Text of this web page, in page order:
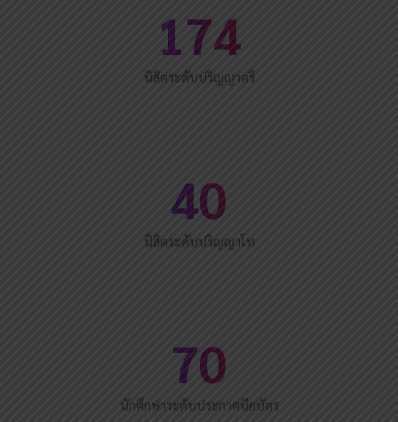
174
นิสิตระดับปริญญาตรี
40
นิสิตระดับปริญญาโท
70
นักศึกษาระดับประกาศนียบัตร